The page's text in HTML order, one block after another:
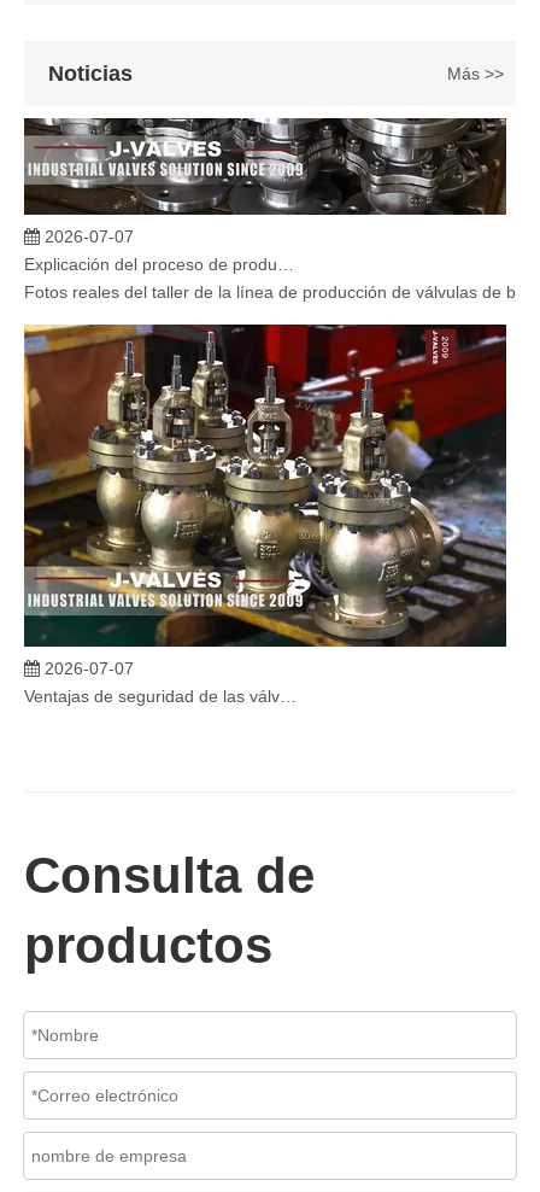
Noticias Más >>
Fotos reales del taller de la línea de producción de válvulas de
En sistemas industriales críticos, la confiabilidad de las válvulas
2026-07-06
En los sistemas de tuberías industriales, mantener la calidad del
Consulta de
productos